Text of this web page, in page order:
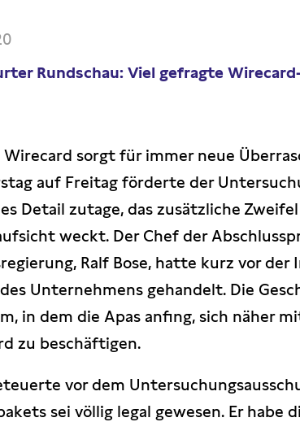
Rundschau: Viel gefragte
Wirecard sorgt für immer neue
auf Freitag förderte der
Detail zutage, das zusätzliche
weckt. Der Chef der
Ralf Bose, hatte kurz vor
Unternehmens gehandelt. Die
in dem die Apas anfing, sich näher
zu beschäftigen.
vor dem
sei völlig legal gewesen. Er habe